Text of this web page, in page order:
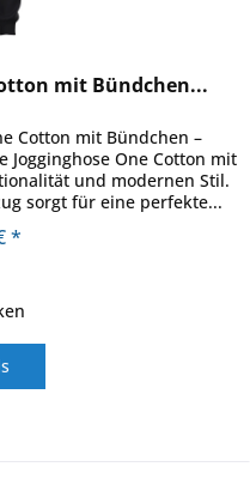
mit Bündchen...
Cotton mit Bündchen –
Jogginghose One Cotton mit
und modernen Stil.
sorgt für eine perfekte...
*